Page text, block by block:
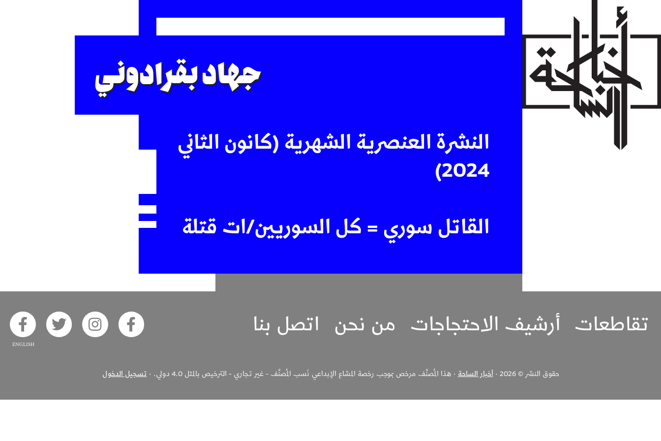
جهاد بقرادوني
النشرة العنصرية الشهرية (كانون الثاني
2024)
القاتل سوري = كل السوريين/ات قتلة
تقاطعات أرشيف الاحتجاجات من نحن اتصل بنا Akhbar Alsaha on Facebook
on Instagram
on Twitter
حقوق النشر © 2026 · أخبار الساحة · هذا المُصنَّف مرخص بموجب رخصة المشاع الإبداعي نَسب المُصنَّف - غير تجاري - الترخيص بالمثل 4.0 دولي. · تسجيل الدخول